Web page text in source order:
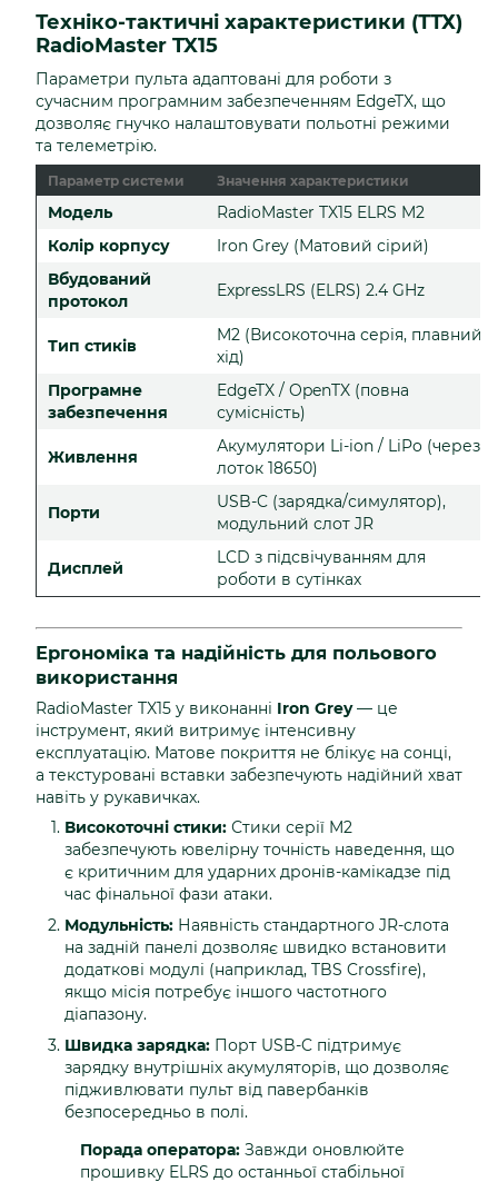
Техніко-тактичні характеристики (ТТХ)
RadioMaster TX15
Параметри пульта адаптовані для роботи з
сучасним програмним забезпеченням EdgeTX, що
дозволяє гнучко налаштовувати польотні режими
та телеметрію.
Параметр системи Значення характеристики
Модель
RadioMaster TX15 ELRS M2
Колір корпусу
Iron Grey (Матовий сірий)
Вбудований
протокол
ExpressLRS (ELRS) 2.4 GHz
Тип стиків
M2 (Високоточна серія, плавний
хід)
Програмне
забезпечення
EdgeTX / OpenTX (повна
сумісність)
Живлення
Акумулятори Li-ion / LiPo (через
лоток 18650)
Порти
USB-C (зарядка/симулятор),
модульний слот JR
Дисплей
LCD з підсвічуванням для
роботи в сутінках
Ергономіка та надійність для польового
використання
RadioMaster TX15 у виконанні Iron Grey— це
інструмент, який витримує інтенсивну
експлуатацію. Матове покриття не блікує на сонці,
а текстуровані вставки забезпечують надійний хват
навіть у рукавичках.
Високоточні стики: Стики серії M2
забезпечують ювелірну точність наведення, що
є критичним для ударних дронів-камікадзе під
час фінальної фази атаки.
Модульність: Наявність стандартного JR-слота
на задній панелі дозволяє швидко встановити
додаткові модулі (наприклад, TBS Crossfire),
якщо місія потребує іншого частотного
діапазону.
Швидка зарядка: Порт USB-C підтримує
зарядку внутрішніх акумуляторів, що дозволяє
підживлювати пульт від павербанків
безпосередньо в полі.
Порада оператора: Завжди оновлюйте
прошивку ELRS до останньої стабільної